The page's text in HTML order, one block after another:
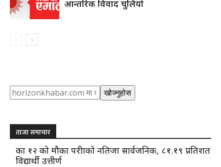
आन्तरिक विवाद चुलियो
Search खोज्नुहोस
ताजा समाचार
कक्षा १२ को मौका परीक्षाको नतिजा सार्वजनिक, ८१.१९ प्रतिशत
विद्यार्थी उत्तीर्ण